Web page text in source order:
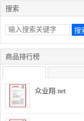
搜索
商品排行榜
众业翔.net